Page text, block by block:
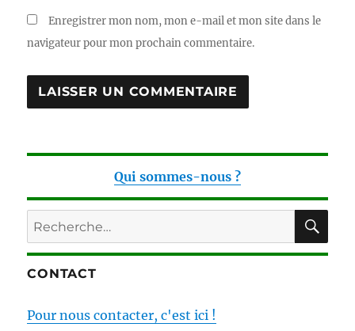
Enregistrer mon nom, mon e-mail et mon site dans le
navigateur pour mon prochain commentaire.
Qui sommes-nous ?
Recherche
pour :
CONTACT
Pour nous contacter, c'est ici !